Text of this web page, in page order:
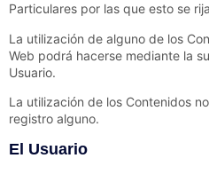
Particulares por las que esto se
La utilización de alguno de los
Web podrá hacerse mediante la
Usuario.
La utilización de los Contenidos
registro alguno.
El Usuario